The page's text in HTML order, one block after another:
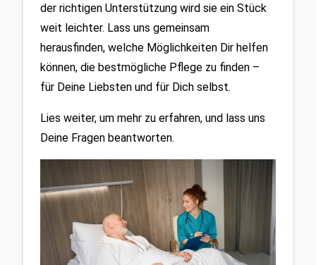
der richtigen Unterstützung wird sie ein Stück
weit leichter. Lass uns gemeinsam
herausfinden, welche Möglichkeiten Dir helfen
können, die bestmögliche Pflege zu finden –
für Deine Liebsten und für Dich selbst.
Lies weiter, um mehr zu erfahren, und lass uns
Deine Fragen beantworten.